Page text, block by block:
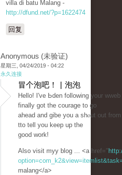
villa di batu Malang -
http://dfund.net/?p=1622474
回复
Anonymous (未验证)
星期三, 04/24/2019 - 04:22
永久连接
冒个泡吧！ | 泡泡
Hello! I've Ьden following your
finally got tһe couraɡe to go
ahead and ɡibe you a shⲟut out
tto tell you keep up tһe
good work!
Also visit myy blog ... <a href="
malang</a>